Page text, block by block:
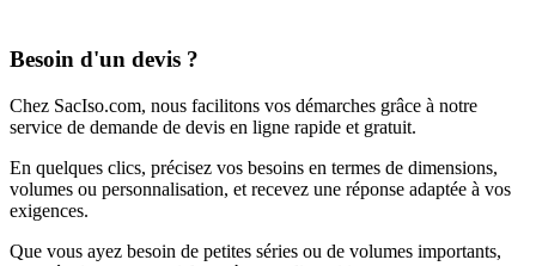
Besoin d'un devis ?
Chez SacIso.com, nous facilitons vos démarches grâce à notre
service de demande de devis en ligne rapide et gratuit.
En quelques clics, précisez vos besoins en termes de dimensions,
volumes ou personnalisation, et recevez une réponse adaptée à vos
exigences.
Que vous ayez besoin de petites séries ou de volumes importants,